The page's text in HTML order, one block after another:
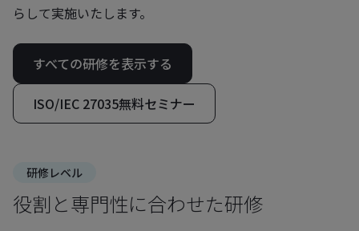
らして実施いたします。
すべての研修を表示する
ISO/IEC 27035無料セミナー
研修レベル
役割と専門性に合わせた研修